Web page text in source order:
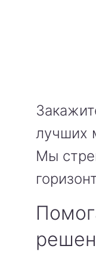
лучших
Мы